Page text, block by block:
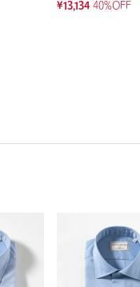
¥13,134 40%OFF